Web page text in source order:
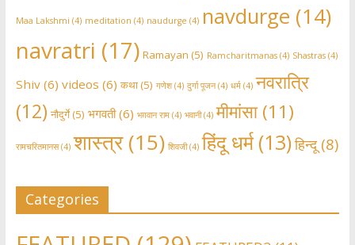
Maa Lakshmi (4) meditation (4) naudurge (4) navdurge (14)
navratri (17) Ramayan (5) Ramcharitmanas(4) Shastras(4)
Shiv(6) videos (6) कथा(5) गणेश(4) दुर्गा पूजन(4) धर्म(4) नवरात्रि
(12) नौदुर्गे(5) भगवती(6) भग़वान राम(4) भवानी(4) मीमांसा(11)
रामचरितमानस(4) शास्त्र(15) शिवजी(4) हिंदू धर्म(13)हिन्दू(8)
Categories